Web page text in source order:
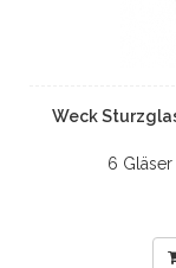
Weck
6 Gläser